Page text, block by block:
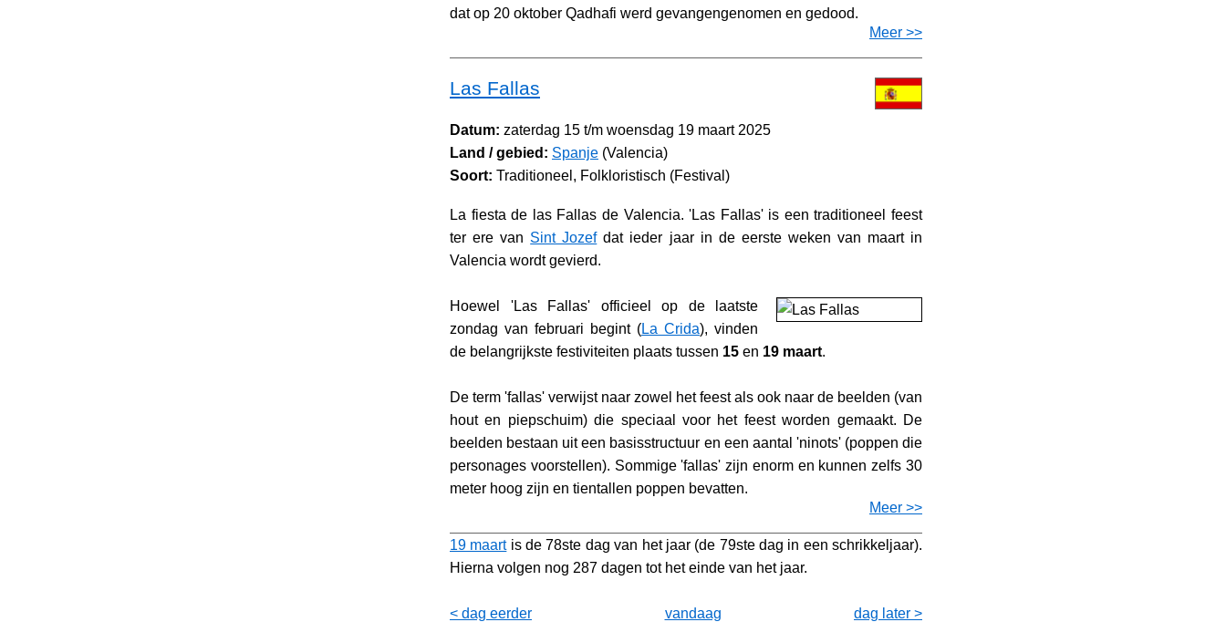
dat op 20 oktober Qadhafi werd gevangengenomen en gedood.
Meer >>
Las Fallas
Datum: zaterdag 15 t/m woensdag 19 maart 2025
Land / gebied: Spanje (Valencia)
Soort: Traditioneel, Folkloristisch (Festival)
La fiesta de las Fallas de Valencia. 'Las Fallas' is een traditioneel feest
ter ere van Sint Jozefdat ieder jaar in de eerste weken van maart in
Valencia wordt gevierd.
Hoewel 'Las Fallas' officieel op de laatste
zondag van februari begint (La Crida), vinden
de belangrijkste festiviteiten plaats tussen 15 en 19 maart.
De term 'fallas' verwijst naar zowel het feest als ook naar de beelden (van
hout en piepschuim) die speciaal voor het feest worden gemaakt. De
beelden bestaan uit een basisstructuur en een aantal 'ninots' (poppen die
personages voorstellen). Sommige 'fallas' zijn enorm en kunnen zelfs 30
meter hoog zijn en tientallen poppen bevatten.
Meer >>
19 maartis de 78ste dag van het jaar (de 79ste dag in een schrikkeljaar).
Hierna volgen nog 287 dagen tot het einde van het jaar.
< dag eerder dag later >
vandaag